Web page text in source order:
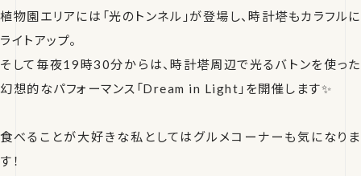
植物園エリアには「光のトンネル」が登場し、時計塔もカラフルに
ライトアップ。
そして毎夜19時30分からは、時計塔周辺で光るバトンを使った
幻想的なパフォーマンス「Dream in Light」を開催します✨
食べることが大好きな私としてはグルメコーナーも気になりま
す！